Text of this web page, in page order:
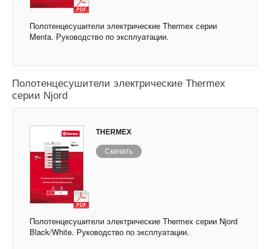
Полотенцесушители электрические Thermex серии
Menta. Руководство по эксплуатации.
Полотенцесушители электрические Thermex
серии Njord
THERMEX
Скачать
Полотенцесушители электрические Thermex серии Njord
Black/White. Руководство по эксплуатации.